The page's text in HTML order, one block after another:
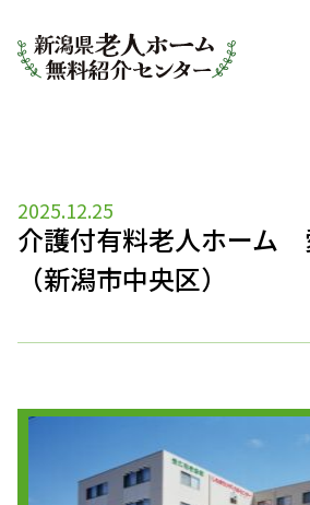
2025.12.25
介護付有料老人ホーム
（新潟市中央区）